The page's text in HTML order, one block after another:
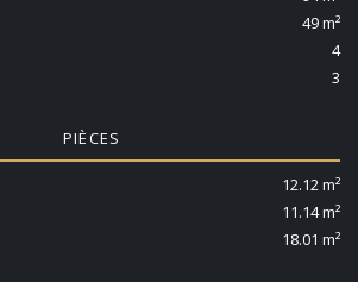
49 m²
4
3
PIÈCES
12.12 m²
11.14 m²
18.01 m²